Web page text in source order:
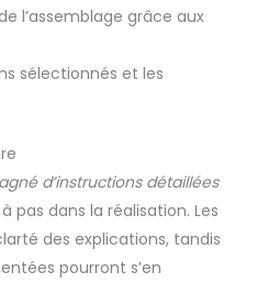
l’assemblage grâce aux
sélectionnés et les
d’instructions détaillées
pas dans la réalisation. Les
des explications, tandis
pourront s’en